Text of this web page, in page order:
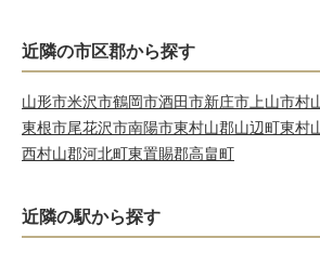
近隣の市区郡から探す
山形市米沢市鶴岡市酒田市新庄市 上山市村
東根市尾花沢市南陽市東村山郡山辺町東村
西村山郡河北町東置賜郡高畠町
近隣の駅から探す